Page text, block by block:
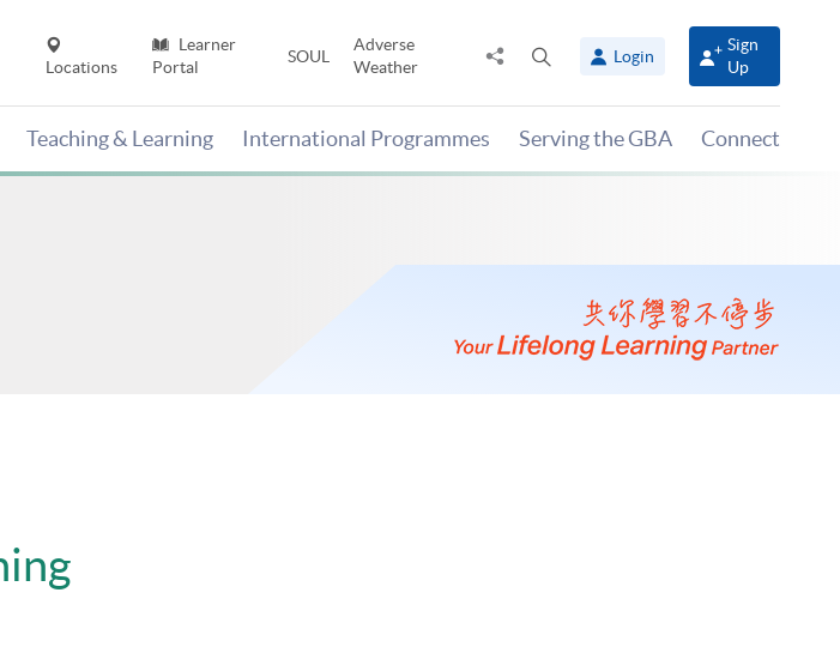
Locations
Learner
Portal
SOUL
Adverse
Weather
Share
panel
Login
Sign
Up
Teaching & Learning International Programmes Serving the GBA Connect